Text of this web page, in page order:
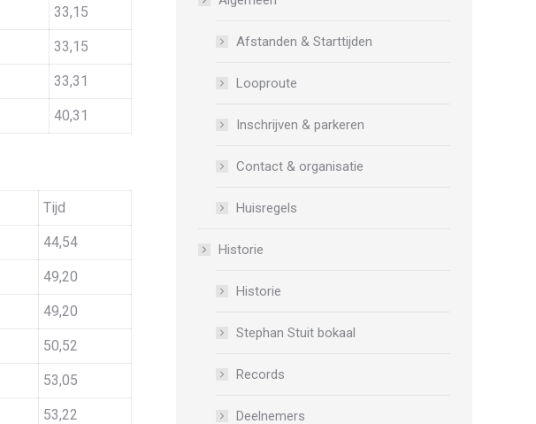
33,15
33,15
33,31
40,31
Tijd
44,54
49,20
49,20
50,52
53,05
53,22
Afstanden & Starttijden
Looproute
Inschrijven & parkeren
Contact & organisatie
Huisregels
Historie
Historie
Stephan Stuit bokaal
Records
Deelnemers